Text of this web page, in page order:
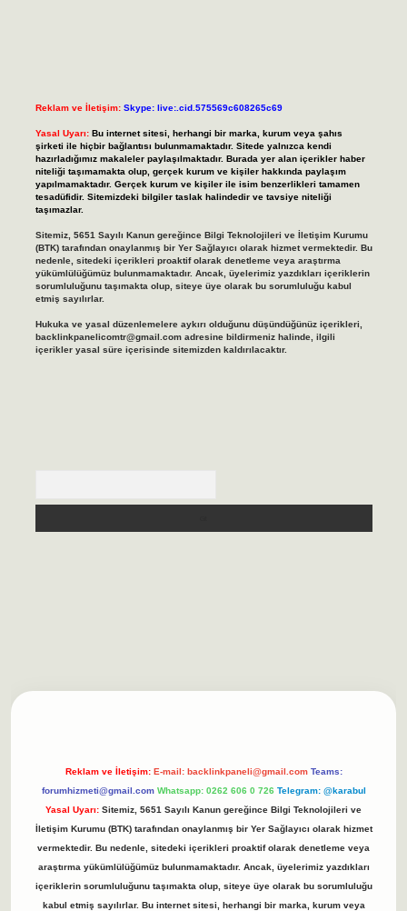
Reklam ve İletişim: Skype: live:.cid.575569c608265c69
Yasal Uyarı: Bu internet sitesi, herhangi bir marka, kurum veya şahıs
şirketi ile hiçbir bağlantısı bulunmamaktadır. Sitede yalnızca kendi
hazırladığımız makaleler paylaşılmaktadır. Burada yer alan içerikler haber
niteliği taşımamakta olup, gerçek kurum ve kişiler hakkında paylaşım
yapılmamaktadır. Gerçek kurum ve kişiler ile isim benzerlikleri tamamen
tesadüfidir. Sitemizdeki bilgiler taslak halindedir ve tavsiye niteliği
taşımazlar.
Sitemiz, 5651 Sayılı Kanun gereğince Bilgi Teknolojileri ve İletişim Kurumu
(BTK) tarafından onaylanmış bir Yer Sağlayıcı olarak hizmet vermektedir. Bu
nedenle, sitedeki içerikleri proaktif olarak denetleme veya araştırma
yükümlülüğümüz bulunmamaktadır. Ancak, üyelerimiz yazdıkları içeriklerin
sorumluluğunu taşımakta olup, siteye üye olarak bu sorumluluğu kabul
etmiş sayılırlar.
Hukuka ve yasal düzenlemelere aykırı olduğunu düşündüğünüz içerikleri,
backlinkpanelicomtr@gmail.comadresine bildirmeniz halinde, ilgili
içerikler yasal süre içerisinde sitemizden kaldırılacaktır.
Reklam ve İletişim: E-mail: backlinkpaneli@gmail.com Teams:
forumhizmeti@gmail.com Whatsapp: 0262 606 0 726 Telegram: @karabul
Yasal Uyarı: Sitemiz, 5651 Sayılı Kanun gereğince Bilgi Teknolojileri ve
İletişim Kurumu (BTK) tarafından onaylanmış bir Yer Sağlayıcı olarak hizmet
vermektedir. Bu nedenle, sitedeki içerikleri proaktif olarak denetleme veya
araştırma yükümlülüğümüz bulunmamaktadır. Ancak, üyelerimiz yazdıkları
içeriklerin sorumluluğunu taşımakta olup, siteye üye olarak bu sorumluluğu
kabul etmiş sayılırlar. Bu internet sitesi, herhangi bir marka, kurum veya